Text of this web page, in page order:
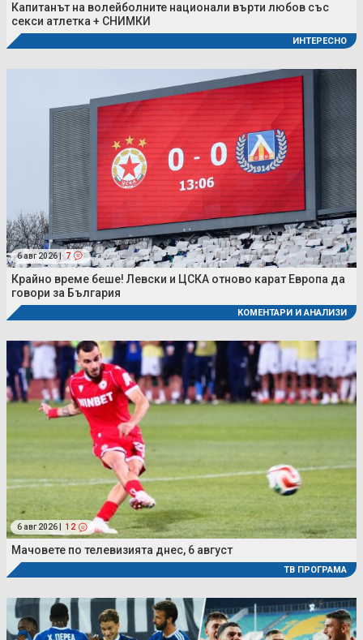
Капитанът на волейболните национали върти любов със
секси атлетка + СНИМКИ
ИНТЕРЕСНО
6 авг 2026 | 7
Крайно време беше! Левски и ЦСКА отново карат Европа да
говори за България
КОМЕНТАРИ И АНАЛИЗИ
6 авг 2026 | 12
Мачовете по телевизията днес, 6 август
ТВ ПРОГРАМА